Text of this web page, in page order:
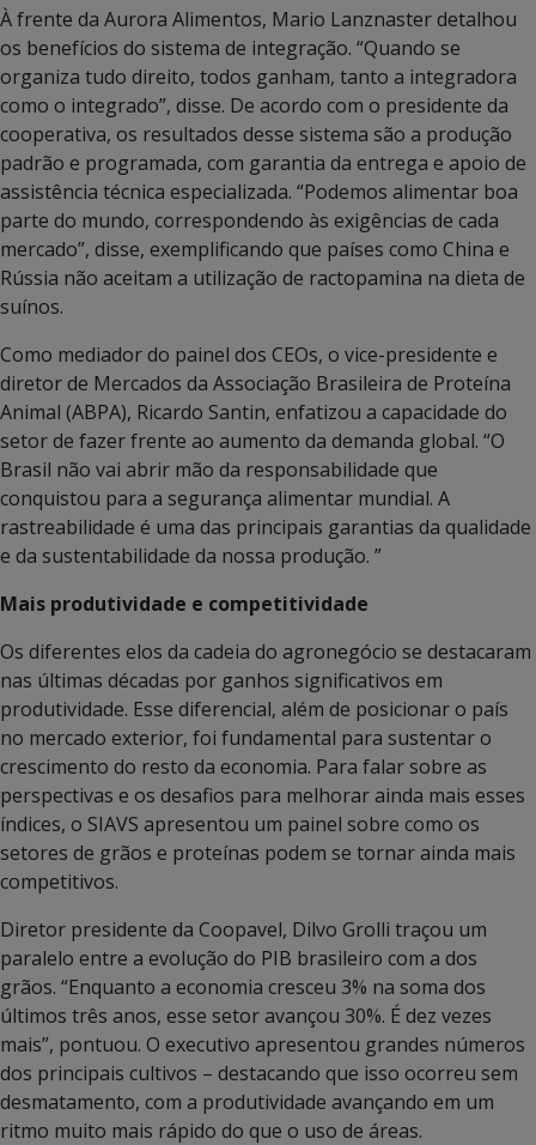
À frente da Aurora Alimentos, Mario Lanznaster detalhou
os benefícios do sistema de integração. “Quando se
organiza tudo direito, todos ganham, tanto a integradora
como o integrado”, disse. De acordo com o presidente da
cooperativa, os resultados desse sistema são a produção
padrão e programada, com garantia da entrega e apoio de
assistência técnica especializada. “Podemos alimentar boa
parte do mundo, correspondendo às exigências de cada
mercado”, disse, exemplificando que países como China e
Rússia não aceitam a utilização de ractopamina na dieta de
suínos.
Como mediador do painel dos CEOs, o vice-presidente e
diretor de Mercados da Associação Brasileira de Proteína
Animal (ABPA), Ricardo Santin, enfatizou a capacidade do
setor de fazer frente ao aumento da demanda global. “O
Brasil não vai abrir mão da responsabilidade que
conquistou para a segurança alimentar mundial. A
rastreabilidade é uma das principais garantias da qualidade
e da sustentabilidade da nossa produção. ”
Mais produtividade e competitividade
Os diferentes elos da cadeia do agronegócio se destacaram
nas últimas décadas por ganhos significativos em
produtividade. Esse diferencial, além de posicionar o país
no mercado exterior, foi fundamental para sustentar o
crescimento do resto da economia. Para falar sobre as
perspectivas e os desafios para melhorar ainda mais esses
índices, o SIAVS apresentou um painel sobre como os
setores de grãos e proteínas podem se tornar ainda mais
competitivos.
Diretor presidente da Coopavel, Dilvo Grolli traçou um
paralelo entre a evolução do PIB brasileiro com a dos
grãos. “Enquanto a economia cresceu 3% na soma dos
últimos três anos, esse setor avançou 30%. É dez vezes
mais”, pontuou. O executivo apresentou grandes números
dos principais cultivos – destacando que isso ocorreu sem
desmatamento, com a produtividade avançando em um
ritmo muito mais rápido do que o uso de áreas.